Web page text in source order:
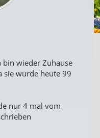
wieder Zuhause
sie wurde heute 99
nur 4 mal vom